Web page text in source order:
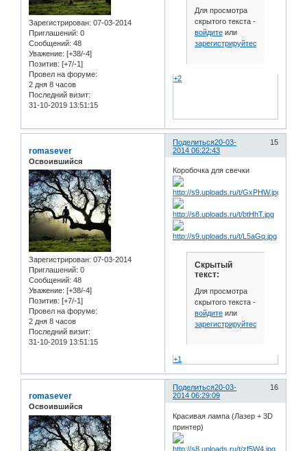
Зарегистрирован: 07-03-2014
Приглашений: 0
Сообщений: 48
Уважение: [+38/-4]
Позитив: [+7/-1]
Провел на форуме:
2 дня 8 часов
Последний визит:
31-10-2019 13:51:15
Для просмотра
скрытого текста -
войдитеили
зарегистрируйтесь
+2
Поделиться 15
20-03-
2014 06:22:43
romasever
Освоившийся
Зарегистрирован: 07-03-2014
Приглашений: 0
Сообщений: 48
Уважение: [+38/-4]
Позитив: [+7/-1]
Провел на форуме:
2 дня 8 часов
Последний визит:
31-10-2019 13:51:15
Коробочка для свечки
Скрытый
текст:
Для просмотра
скрытого текста -
войдитеили
зарегистрируйтесь
+1
Поделиться 16
20-03-
2014 06:29:09
romasever
Освоившийся
Красивая лампа (Лазер + 3D
принтер)